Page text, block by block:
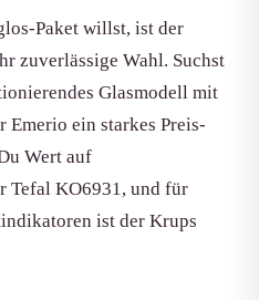
Paket willst, ist der
zuverlässige Wahl. Suchst
Glasmodell mit
Emerio ein starkes Preis-
Wert auf
Tefal KO6931, und für
ist der Krups